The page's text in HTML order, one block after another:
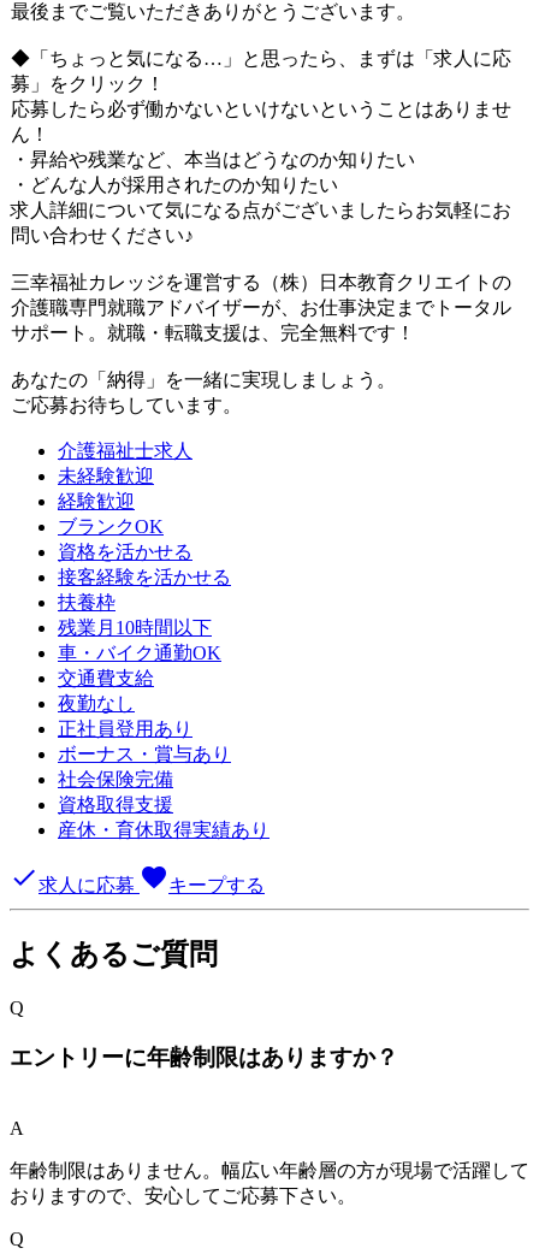
最後までご覧いただきありがとうございます。
◆「ちょっと気になる…」と思ったら、まずは「求人に応
募」をクリック！
応募したら必ず働かないといけないということはありませ
ん！
・昇給や残業など、本当はどうなのか知りたい
・どんな人が採用されたのか知りたい
求人詳細について気になる点がございましたらお気軽にお
問い合わせください♪
三幸福祉カレッジを運営する（株）日本教育クリエイトの
介護職専門就職アドバイザーが、お仕事決定までトータル
サポート。就職・転職支援は、完全無料です！
あなたの「納得」を一緒に実現しましょう。
ご応募お待ちしています。
介護福祉士求人
未経験歓迎
経験歓迎
ブランクOK
資格を活かせる
接客経験を活かせる
扶養枠
残業月10時間以下
車・バイク通勤OK
交通費支給
夜勤なし
正社員登用あり
ボーナス・賞与あり
社会保険完備
資格取得支援
産休・育休取得実績あり
done求人に応募 favoriteキープする
よくあるご質問
Q
エントリーに年齢制限はありますか？
A
年齢制限はありません。幅広い年齢層の方が現場で活躍して
おりますので、安心してご応募下さい。
Q